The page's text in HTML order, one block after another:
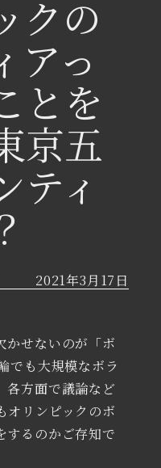
クの
アっ
とを
京五
ティ
2021年3月17日
かせないのが「ボ
でも大規模なボラ
各方面で議論など
オリンピックのボ
するのかご存知で